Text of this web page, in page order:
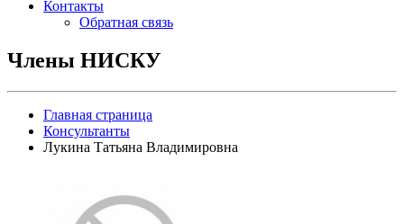
Контакты
Обратная связь
Члены НИСКУ
Главная страница
Консультанты
Лукина Татьяна Владимировна